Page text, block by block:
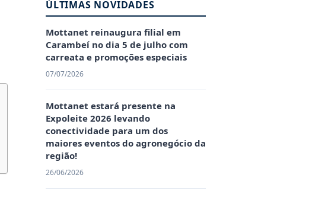
ÚLTIMAS NOVIDADES
Mottanet reinaugura filial em
Carambeí no dia 5 de julho com
carreata e promoções especiais
07/07/2026
Mottanet estará presente na
Expoleite 2026 levando
conectividade para um dos
maiores eventos do agronegócio da
região!
26/06/2026